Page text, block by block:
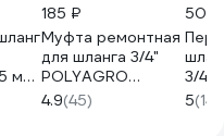
мм
185 ₽
Муфта ремонтная
для шланга 3/4"
POLYAGRO
7575720
4.9(45)
50 ₽
3/4
5шт
5(14)